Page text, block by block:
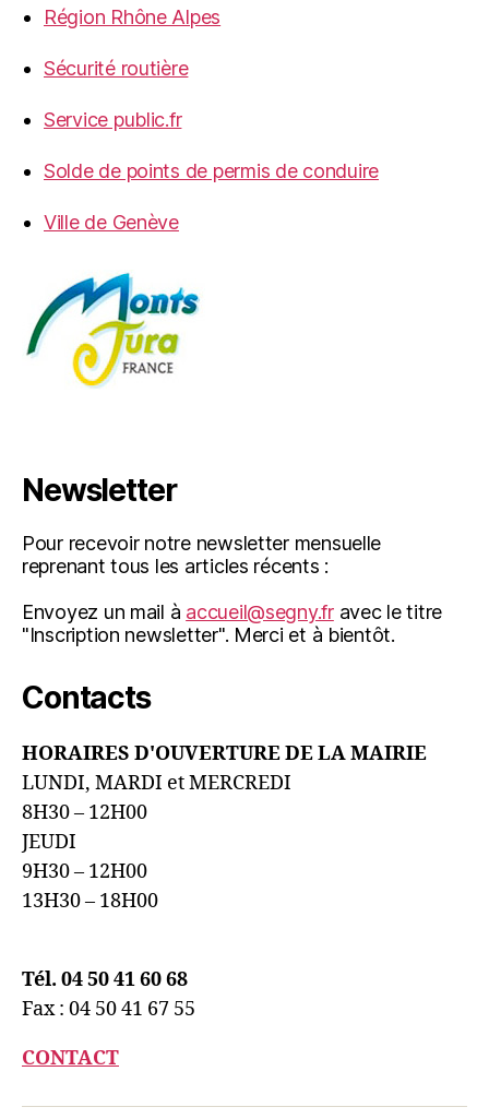
Région Rhône Alpes
Sécurité routière
Service public.fr
Solde de points de permis de conduire
Ville de Genève
Newsletter
Pour recevoir notre newsletter mensuelle
reprenant tous les articles récents :
Envoyez un mail à accueil@segny.fravec le titre
"Inscription newsletter". Merci et à bientôt.
Contacts
HORAIRES D'OUVERTURE DE LA MAIRIE
LUNDI, MARDI et MERCREDI
8H30 – 12H00
JEUDI
9H30 – 12H00
13H30 – 18H00
Tél. 04 50 41 60 68
Fax : 04 50 41 67 55
CONTACT